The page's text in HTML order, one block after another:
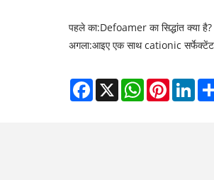
पहले का:Defoamer का सिद्धांत क्या है?
अगला:आइए एक साथ cationic सर्फेक्टेंट
Facebook
X WhatsAppPinterest